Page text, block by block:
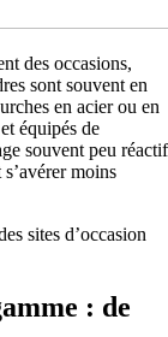
des occasions,
sont souvent en
en acier ou en
équipés de
souvent peu
moins
sites d’occasion
: de